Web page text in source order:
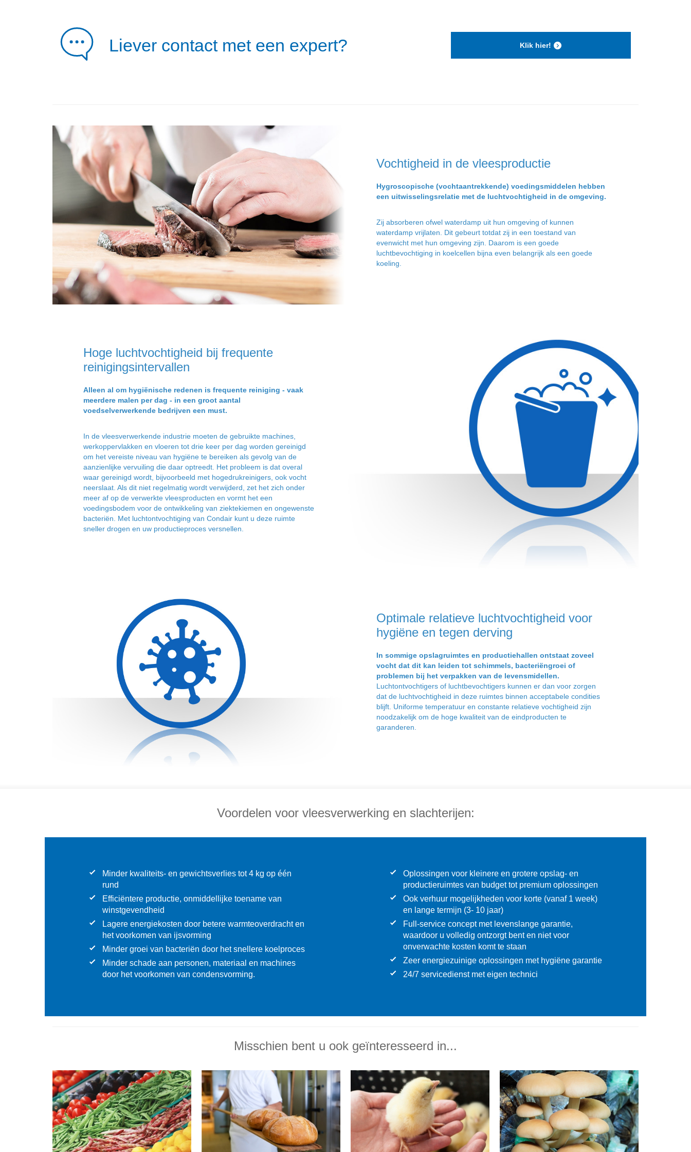
Liever contact met een expert? Klik hier!
Vochtigheid in de vleesproductie
Hygroscopische (vochtaantrekkende) voedingsmiddelen hebben
een uitwisselingsrelatie met de luchtvochtigheid in de omgeving.
Zij absorberen ofwel waterdamp uit hun omgeving of kunnen
waterdamp vrijlaten. Dit gebeurt totdat zij in een toestand van
evenwicht met hun omgeving zijn. Daarom is een goede
luchtbevochtiging in koelcellen bijna even belangrijk als een goede
koeling.
Hoge luchtvochtigheid bij frequente
reinigingsintervallen
Alleen al om hygiënische redenen is frequente reiniging - vaak
meerdere malen per dag - in een groot aantal
voedselverwerkende bedrijven een must.
In de vleesverwerkende industrie moeten de gebruikte machines,
werkoppervlakken en vloeren tot drie keer per dag worden gereinigd
om het vereiste niveau van hygiëne te bereiken als gevolg van de
aanzienlijke vervuiling die daar optreedt. Het probleem is dat overal
waar gereinigd wordt, bijvoorbeeld met hogedrukreinigers, ook vocht
neerslaat. Als dit niet regelmatig wordt verwijderd, zet het zich onder
meer af op de verwerkte vleesproducten en vormt het een
voedingsbodem voor de ontwikkeling van ziektekiemen en ongewenste
bacteriën. Met luchtontvochtiging van Condair kunt u deze ruimte
sneller drogen en uw productieproces versnellen.
Optimale relatieve luchtvochtigheid voor
hygiëne en tegen derving
In sommige opslagruimtes en productiehallen ontstaat zoveel
vocht dat dit kan leiden tot schimmels, bacteriëngroei of
problemen bij het verpakken van de levensmidellen.
Luchtontvochtigers of luchtbevochtigers kunnen er dan voor zorgen
dat de luchtvochtigheid in deze ruimtes binnen acceptabele condities
blijft. Uniforme temperatuur en constante relatieve vochtigheid zijn
noodzakelijk om de hoge kwaliteit van de eindproducten te
garanderen.
Voordelen voor vleesverwerking en slachterijen:
Minder kwaliteits- en gewichtsverlies tot 4 kg op één
rund
Efficiëntere productie, onmiddellijke toename van
winstgevendheid
Lagere energiekosten door betere warmteoverdracht en
het voorkomen van ijsvorming
Minder groei van bacteriën door het snellere koelproces
Minder schade aan personen, materiaal en machines
door het voorkomen van condensvorming.
Oplossingen voor kleinere en grotere opslag- en
productieruimtes van budget tot premium oplossingen
Ook verhuur mogelijkheden voor korte (vanaf 1 week)
en lange termijn (3- 10 jaar)
Full-service concept met levenslange garantie,
waardoor u volledig ontzorgt bent en niet voor
onverwachte kosten komt te staan
Zeer energiezuinige oplossingen met hygiëne garantie
24/7 servicedienst met eigen technici
Misschien bent u ook geïnteresseerd in...